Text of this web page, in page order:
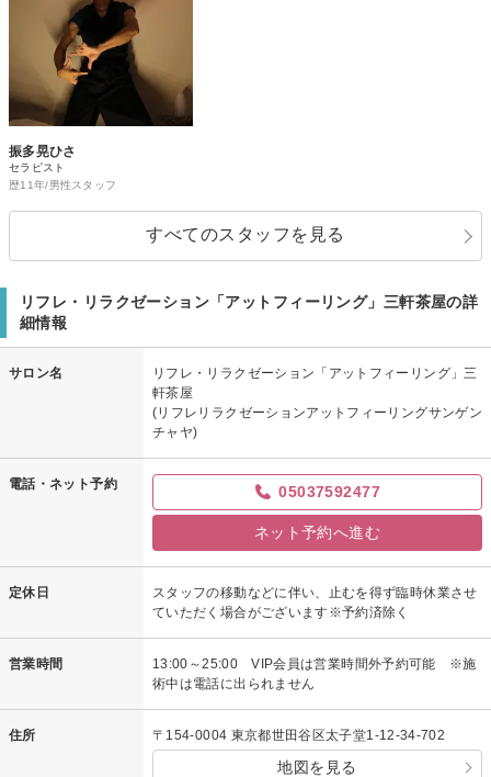
振多晃ひさ
セラピスト
歴11年/男性スタッフ
すべてのスタッフを見る
リフレ・リラクゼーション「アットフィーリング」三軒茶屋の詳
細情報
サロン名
リフレ・リラクゼーション「アットフィーリング」三
軒茶屋
(リフレリラクゼーションアットフィーリングサンゲン
チャヤ)
電話・ネット予約 05037592477
ネット予約へ進む
定休日
スタッフの移動などに伴い、止むを得ず臨時休業させ
ていただく場合がございます※予約済除く
営業時間
13:00～25:00 VIP会員は営業時間外予約可能 ※施
術中は電話に出られません
住所 〒154-0004 東京都世田谷区太子堂1-12-34-702
地図を見る